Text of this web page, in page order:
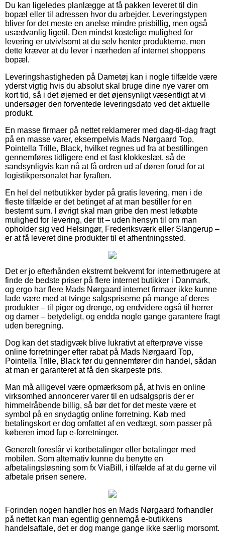
Du kan ligeledes planlægge at få pakken leveret til din
bopæl eller til adressen hvor du arbejder. Leveringstypen
bliver for det meste en anelse mindre prisbillig, men også
usædvanlig ligetil. Den mindst kostelige mulighed for
levering er utvivlsomt at du selv henter produkterne, men
dette kræver at du lever i nærheden af internet shoppens
bopæl.
Leveringshastigheden på Dametøj kan i nogle tilfælde være
yderst vigtig hvis du absolut skal bruge dine nye varer om
kort tid, så i det øjemed er det øjensynligt væsentligt at vi
undersøger den forventede leveringsdato ved det aktuelle
produkt.
En masse firmaer på nettet reklamerer med dag-til-dag fragt
på en masse varer, eksempelvis Mads Nørgaard Top,
Pointella Trille, Black, hvilket regnes ud fra at bestillingen
gennemføres tidligere end et fast klokkeslæt, så de
sandsynligvis kan nå at få ordren ud af døren forud for at
logistikpersonalet har fyraften.
En hel del netbutikker byder på gratis levering, men i de
fleste tilfælde er det betinget af at man bestiller for en
bestemt sum. I øvrigt skal man gribe den mest letkøbte
mulighed for levering, der tit – uden hensyn til om man
opholder sig ved Helsingør, Frederiksværk eller Slangerup –
er at få leveret dine produkter til et afhentningssted.
Det er jo efterhånden ekstremt bekvemt for internetbrugere at
finde de bedste priser på flere internet butikker i Danmark,
og ergo har flere Mads Nørgaard internet firmaer ikke kunne
lade være med at tvinge salgspriserne på mange af deres
produkter – til piger og drenge, og endvidere også til herrer
og damer – betydeligt, og endda nogle gange garantere fragt
uden beregning.
Dog kan det stadigvæk blive lukrativt at efterprøve visse
online forretninger efter rabat på Mads Nørgaard Top,
Pointella Trille, Black før du gennemfører din handel, sådan
at man er garanteret at få den skarpeste pris.
Man må alligevel være opmærksom på, at hvis en online
virksomhed annoncerer varer til en udsalgspris der er
himmelråbende billig, så bør det for det meste være et
symbol på en snydagtig online forretning. Køb med
betalingskort er dog omfattet af en vedtægt, som passer på
køberen imod fup e-forretninger.
Generelt foreslår vi kortbetalinger eller betalinger med
mobilen. Som alternativ kunne du benytte en
afbetalingsløsning som fx ViaBill, i tilfælde af at du gerne vil
afbetale prisen senere.
Forinden nogen handler hos en Mads Nørgaard forhandler
på nettet kan man egentlig gennemgå e-butikkens
handelsaftale, det er dog mange gange ikke særlig morsomt.